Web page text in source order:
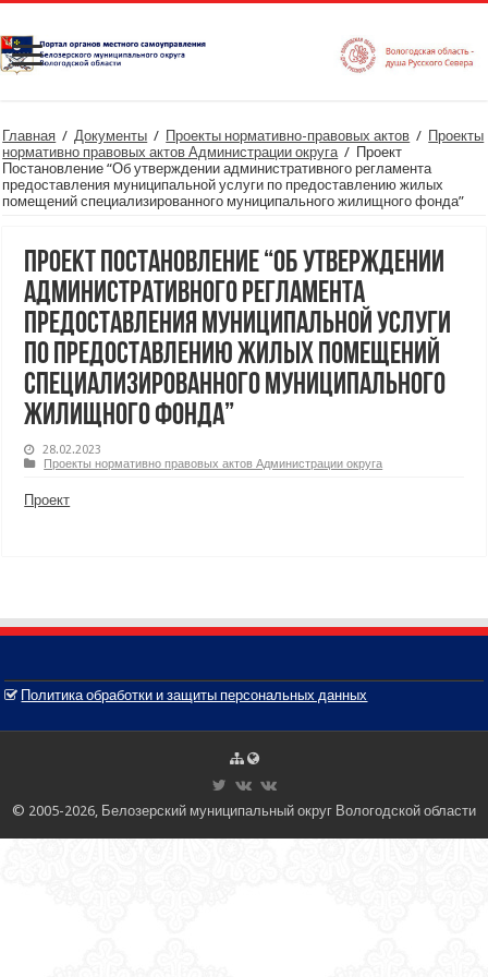
Главная / Документы / Проекты нормативно-правовых актов / Проекты
нормативно правовых актов Администрации округа / Проект
Постановление “Об утверждении административного регламента
предоставления муниципальной услуги по предоставлению жилых
помещений специализированного муниципального жилищного фонда”
Проект Постановление “Об утверждении
административного регламента
предоставления муниципальной услуги
по предоставлению жилых помещений
специализированного муниципального
жилищного фонда”
28.02.2023
Проекты нормативно правовых актов Администрации округа
Проект
Политика обработки и защиты персональных данных
© 2005-2026, Белозерский муниципальный округ Вологодской области